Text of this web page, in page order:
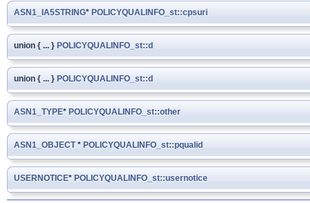
ASN1_IA5STRING* POLICYQUALINFO_st::cpsuri
union { ... } POLICYQUALINFO_st::d
union { ... } POLICYQUALINFO_st::d
ASN1_TYPE* POLICYQUALINFO_st::other
ASN1_OBJECT* POLICYQUALINFO_st::pqualid
USERNOTICE* POLICYQUALINFO_st::usernotice